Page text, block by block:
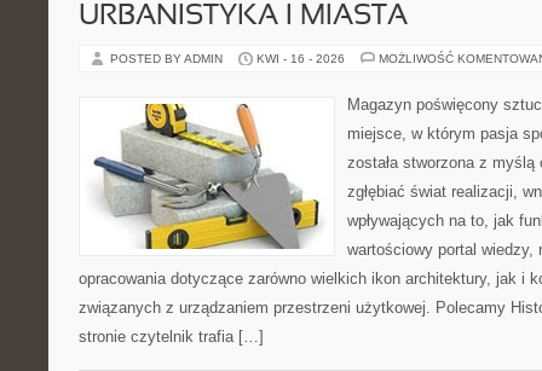
URBANISTYKA I MIASTA
POSTED BY ADMIN KWI - 16 - 2026 MOŻLIWOŚĆ
Magazyn poświęcony
miejsce, w którym pasja
została stworzona z
zgłębiać świat realizacji,
wpływających na to, jak
wartościowy portal
opracowania dotyczące zarówno wielkich ikon architektury, jak i
związanych z urządzaniem przestrzeni użytkowej. Polecamy
stronie czytelnik trafia […]